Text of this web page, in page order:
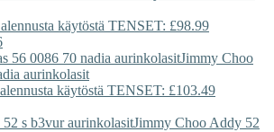
käytöstä TENSET: £98.99
Jimmy Choo
aurinkolasit
käytöstä TENSET: £103.49
Jimmy Choo Addy 52